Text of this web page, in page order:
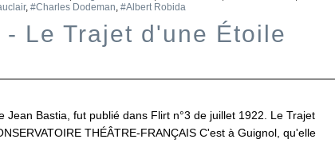
, #Charles Dodeman, #Albert Robida
Le Trajet d'une Étoile
Jean Bastia, fut publié dans Flirt n°3 de juillet 1922. Le Trajet
THÉÂTRE-FRANÇAIS C'est à Guignol, qu'elle